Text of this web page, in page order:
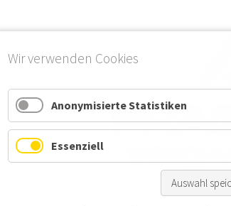
Wir verwenden Cookies
Anonymisierte Statistiken
Essenziell
Auswahl